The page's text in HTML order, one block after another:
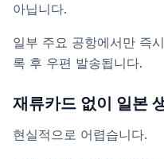
아닙니다.
일부 주요 공항에서만 즉
록 후 우편 발송됩니다.
재류카드 없이 일본
현실적으로 어렵습니다.